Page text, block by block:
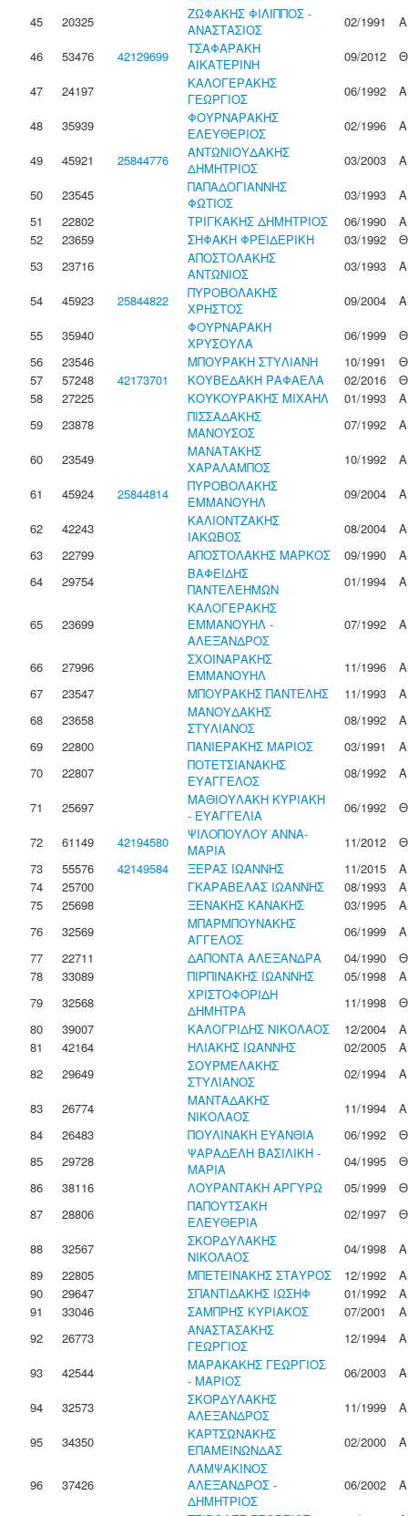
45
20325
ΖΩΦΑΚΗΣ ΦΙΛΙΠΠΟΣ -
ΑΝΑΣΤΑΣΙΟΣ
02/1991
Α
46
53476 42129699
ΤΣΑΦΑΡΑΚΗ
ΑΙΚΑΤΕΡΙΝΗ
09/2012
Θ
47
24197
ΚΑΛΟΓΕΡΑΚΗΣ
ΓΕΩΡΓΙΟΣ
06/1992
Α
48
35939
ΦΟΥΡΝΑΡΑΚΗΣ
ΕΛΕΥΘΕΡΙΟΣ
02/1996
Α
49
45921 25844776
ΑΝΤΩΝΙΟΥΔΑΚΗΣ
ΔΗΜΗΤΡΙΟΣ
03/2003
Α
50
23545
ΠΑΠΑΔΟΓΙΑΝΝΗΣ
ΦΩΤΙΟΣ
03/1993
Α
51
22802 ΤΡΙΓΚΑΚΗΣ ΔΗΜΗΤΡΙΟΣ 06/1990
Α
52
23659 ΣΗΦΑΚΗ ΦΡΕΙΔΕΡΙΚΗ 03/1992
Θ
53
23716
ΑΠΟΣΤΟΛΑΚΗΣ
ΑΝΤΩΝΙΟΣ
03/1993
Α
54
45923 25844822
ΠΥΡΟΒΟΛΑΚΗΣ
ΧΡΗΣΤΟΣ
09/2004
Α
55
35940
ΦΟΥΡΝΑΡΑΚΗ
ΧΡΥΣΟΥΛΑ
06/1999
Θ
56
23546 ΜΠΟΥΡΑΚΗ ΣΤΥΛΙΑΝΗ 10/1991
Θ
57
57248 42173701 ΚΟΥΒΕΔΑΚΗ ΡΑΦΑΕΛΑ 02/2016
Θ
58
27225 ΚΟΥΚΟΥΡΑΚΗΣ ΜΙΧΑΗΛ 01/1993
Α
59
23878
ΠΙΣΣΑΔΑΚΗΣ
ΜΑΝΟΥΣΟΣ
07/1992
Α
60
23549
ΜΑΝΑΤΑΚΗΣ
ΧΑΡΑΛΑΜΠΟΣ
10/1992
Α
61
45924 25844814
ΠΥΡΟΒΟΛΑΚΗΣ
ΕΜΜΑΝΟΥΗΛ
09/2004
Α
62
42243
ΚΑΛΙΟΝΤΖΑΚΗΣ
ΙΑΚΩΒΟΣ
08/2004
Α
63
22799 ΑΠΟΣΤΟΛΑΚΗΣ ΜΑΡΚΟΣ 09/1990
Α
64
29754
ΒΑΦΕΙΔΗΣ
ΠΑΝΤΕΛΕΗΜΩΝ
01/1994 Α
65 23699
ΚΑΛΟΓΕΡΑΚΗΣ
ΕΜΜΑΝΟΥΗΛ -
ΑΛΕΞΑΝΔΡΟΣ
07/1992 Α
66 27996
ΣΧΟΙΝΑΡΑΚΗΣ
ΕΜΜΑΝΟΥΗΛ
11/1996
Α
67
23547 ΜΠΟΥΡΑΚΗΣ ΠΑΝΤΕΛΗΣ 11/1993
Α
68
23658
ΜΑΝΟΥΔΑΚΗΣ
ΣΤΥΛΙΑΝΟΣ
08/1992
Α
69
22800 ΠΑΝΙΕΡΑΚΗΣ ΜΑΡΙΟΣ 03/1991
Α
70
22807
ΠΟΤΕΤΣΙΑΝΑΚΗΣ
ΕΥΑΓΓΕΛΟΣ
08/1992
Α
71
25697
ΜΑΘΙΟΥΛΑΚΗ ΚΥΡΙΑΚΗ
- ΕΥΑΓΓΕΛΙΑ
06/1992
Θ
72
61149 42194580
ΨΙΛΟΠΟΥΛΟΥ ΑΝΝΑ-
ΜΑΡΙΑ
11/2012
Θ
73
55576 42149584 ΞΕΡΑΣ ΙΩΑΝΝΗΣ 11/2015
Α
74
25700 ΓΚΑΡΑΒΕΛΑΣ ΙΩΑΝΝΗΣ 08/1993
Α
75
25698 ΞΕΝΑΚΗΣ ΚΑΝΑΚΗΣ 03/1995
Α
76
32569
ΜΠΑΡΜΠΟΥΝΑΚΗΣ
ΑΓΓΕΛΟΣ
06/1999
Α
77
22711 ΔΑΠΟΝΤΑ ΑΛΕΞΑΝΔΡΑ 04/1990
Θ
78
33089 ΠΙΡΠΙΝΑΚΗΣ ΙΩΑΝΝΗΣ 05/1998
Α
79
32568
ΧΡΙΣΤΟΦΟΡΙΔΗ
ΔΗΜΗΤΡΑ
11/1998
Θ
80
39007 ΚΑΛΟΓΡΙΔΗΣ ΝΙΚΟΛΑΟΣ 12/2004
Α
81
42164 ΗΛΙΑΚΗΣ ΙΩΑΝΝΗΣ 02/2005
Α
82
29649
ΣΟΥΡΜΕΛΑΚΗΣ
ΣΤΥΛΙΑΝΟΣ
02/1994
Α
83
26774
ΜΑΝΤΑΔΑΚΗΣ
ΝΙΚΟΛΑΟΣ
11/1994
Α
84
26483 ΠΟΥΛΙΝΑΚΗ ΕΥΑΝΘΙΑ 06/1992
Θ
85
29728
ΨΑΡΑΔΕΛΗ ΒΑΣΙΛΙΚΗ -
ΜΑΡΙΑ
04/1995
Θ
86
38116 ΛΟΥΡΑΝΤΑΚΗ ΑΡΓΥΡΩ 05/1999
Θ
87
28806
ΠΑΠΟΥΤΣΑΚΗ
ΕΛΕΥΘΕΡΙΑ
02/1997
Θ
88
32567
ΣΚΟΡΔΥΛΑΚΗΣ
ΝΙΚΟΛΑΟΣ
04/1998
Α
89
22805 ΜΠΕΤΕΙΝΑΚΗΣ ΣΤΑΥΡΟΣ 12/1992
Α
90
29647 ΣΠΑΝΤΙΔΑΚΗΣ ΙΩΣΗΦ 01/1992
Α
91
33046 ΣΑΜΠΡΗΣ ΚΥΡΙΑΚΟΣ 07/2001
Α
92
26773
ΑΝΑΣΤΑΣΑΚΗΣ
ΓΕΩΡΓΙΟΣ
12/1994
Α
93
42544
ΜΑΡΑΚΑΚΗΣ ΓΕΩΡΓΙΟΣ
- ΜΑΡΙΟΣ
06/2003
Α
94
32573
ΣΚΟΡΔΥΛΑΚΗΣ
ΑΛΕΞΑΝΔΡΟΣ
11/1999
Α
95
34350
ΚΑΡΤΣΩΝΑΚΗΣ
ΕΠΑΜΕΙΝΩΝΔΑΣ
02/2000 Α
96 37426
ΛΑΜΨΑΚΙΝΟΣ
ΑΛΕΞΑΝΔΡΟΣ -
ΔΗΜΗΤΡΙΟΣ
06/2002
Α